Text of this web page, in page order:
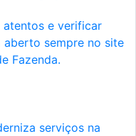
atentos e verificar
sempre no site
Fazenda.
serviços na